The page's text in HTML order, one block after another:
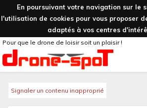
En poursuivant votre navigation sur le
l'utilisation de cookies pour vous proposer
adaptés à vos centres
Pour que le drone de loisir soit un plaisir !
Signaler un contenu inapproprié